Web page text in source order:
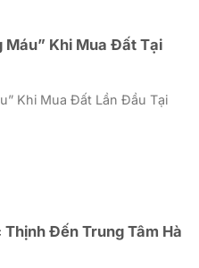
Máu” Khi Mua Đất Tại
Khi Mua Đất Lần Đầu Tại
Đến Trung Tâm Hà